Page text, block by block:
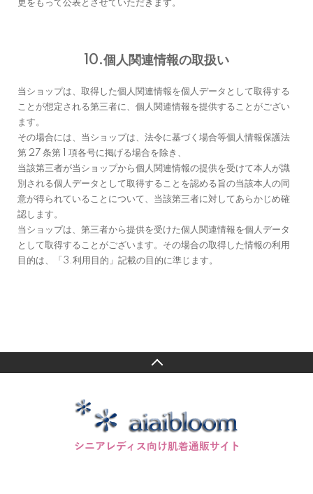
更をもって公表とさせていただきます。
10.個人関連情報の取扱い
当ショップは、取得した個人関連情報を個人データとして取得する
ことが想定される第三者に、個人関連情報を提供することがござい
ます。
その場合には、当ショップは、法令に基づく場合等個人情報保護法
第 27 条第 1 項各号に掲げる場合を除き、
当該第三者が当ショップから個人関連情報の提供を受けて本人が識
別される個人データとして取得することを認める旨の当該本人の同
意が得られていることについて、当該第三者に対してあらかじめ確
認します。
当ショップは、第三者から提供を受けた個人関連情報を個人データ
として取得することがございます。その場合の取得した情報の利用
目的は、「3.利用目的」記載の目的に準じます。